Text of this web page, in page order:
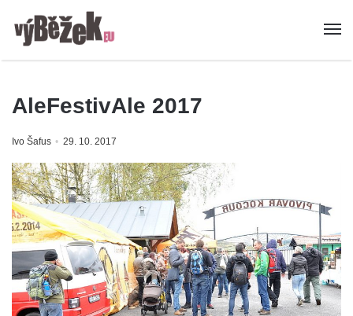
AleFestivAle 2017
Ivo Šafus 29. 10. 2017